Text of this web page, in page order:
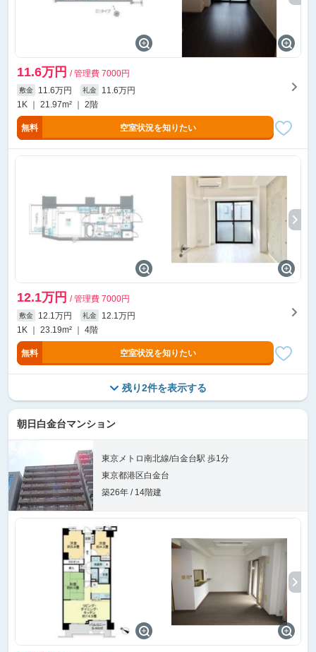
11.6万円 / 管理費 7000円
敷金 11.6万円 礼金
11.6万円
1K ｜ 21.97m² ｜ 2階
無料 空室状況を知りたい
12.1万円 / 管理費 7000円
敷金 12.1万円 礼金
12.1万円
1K ｜ 23.19m² ｜ 4階
無料 空室状況を知りたい
残り2件を表示する
朝日白金台マンション
東京メトロ南北線/白金台駅 歩1分
東京都港区白金台
築26年 / 14階建